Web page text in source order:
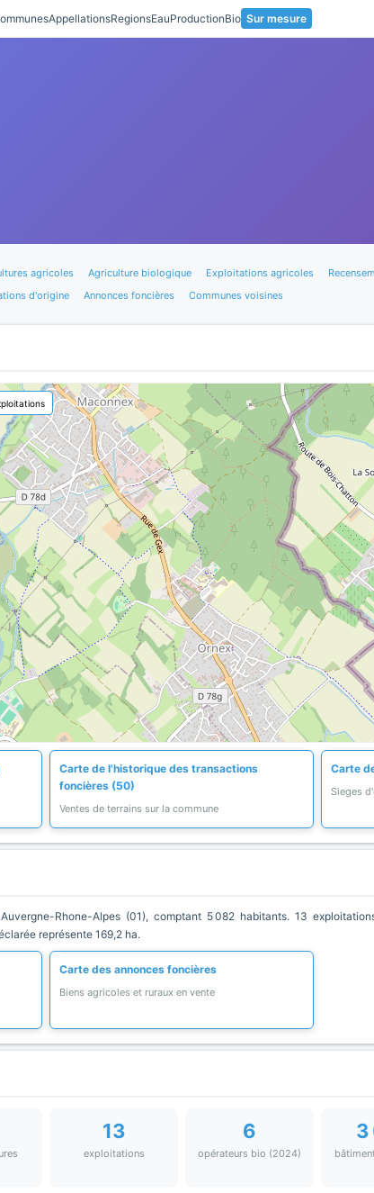
AppellationsRegionsEauProductionBio Sur mesure
agricoles Agriculture biologique Exploitations agricoles
d'origine Annonces foncières Communes voisines
Carte de l'historique des transactions
foncières (50)
Ventes de terrains sur la commune
Carte
Sieges
Rhone-Alpes (01), comptant 5 082 habitants. 13
représente 169,2 ha.
Carte des annonces foncières
Biens agricoles et ruraux en vente
13
exploitations
6
opérateurs bio (2024)
3